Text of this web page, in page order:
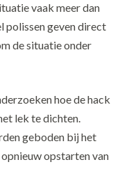
vaak meer dan
polissen geven direct
de situatie onder
hoe de hack
lek te dichten.
geboden bij het
opstarten van